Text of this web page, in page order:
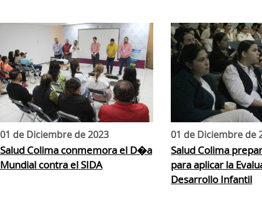
01 de Diciembre de 2023
Salud Colima conmemora el D�a
Mundial contra el SIDA
01 de Diciembre de
Salud Colima
para aplicar la
Desarrollo Infantil